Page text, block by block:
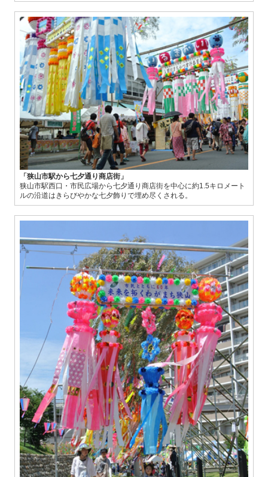
「狭山市駅から七夕通り商店街」
狭山市駅西口・市民広場から七夕通り商店街を中心に約1.5キロメート
ルの沿道はきらびやかな七夕飾りで埋め尽くされる。